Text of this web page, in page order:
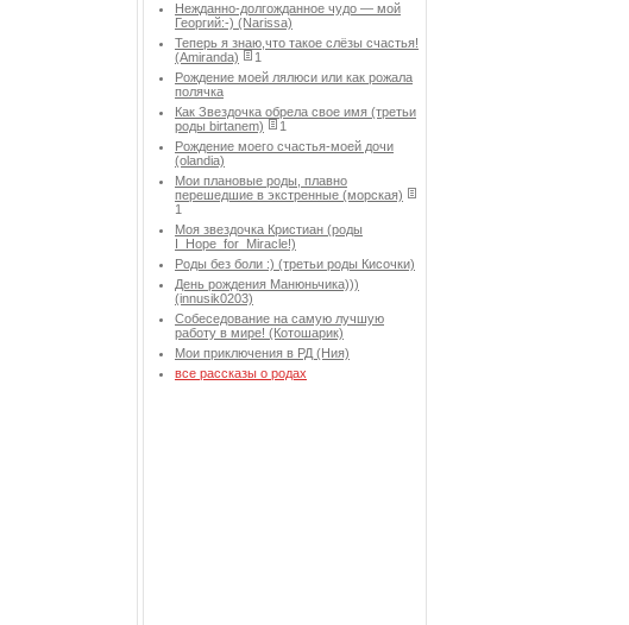
Нежданно-долгожданное чудо — мой
Георгий:-) (Narissa)
Теперь я знаю,что такое слёзы счастья!
(Amiranda)
1
Рождение моей лялюси или как рожала
полячка
Как Звездочка обрела свое имя (третьи
роды birtanem)
1
Рождение моего счастья-моей дочи
(olandia)
Мои плановые роды, плавно
перешедшие в экстренные (морская)
1
Моя звездочка Кристиан (роды
I_Hope_for_Miracle!)
Роды без боли :) (третьи роды Кисочки)
День рождения Манюньчика)))
(innusik0203)
Собеседование на самую лучшую
работу в мире! (Котошарик)
Мои приключения в РД (Ния)
все рассказы о родах